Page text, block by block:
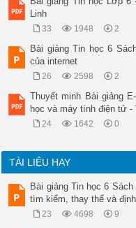
Linh
33 1948 2
Bài giảng Tin học 6
của internet
26 2598 2
Thuyết minh Bài giảng
học và máy tính điện tử
24 1642 0
TÀI LIỆU HAY
Bài giảng Tin học 6
tìm kiếm, thay thế và
23 4698 9